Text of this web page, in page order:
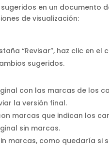
en un documento
de visualización:
“Revisar”, haz clic en
sugeridos.
con las marcas de los
la versión final.
marcas que indican los
sin marcas.
marcas, como quedaría si